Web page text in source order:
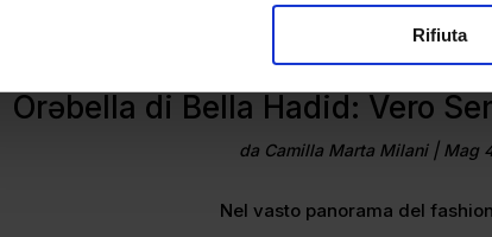
Rifiuta
Ôrəbella di Bella Hadid: Vero
da Camilla Marta Milani| Mag
Nel vasto panorama del